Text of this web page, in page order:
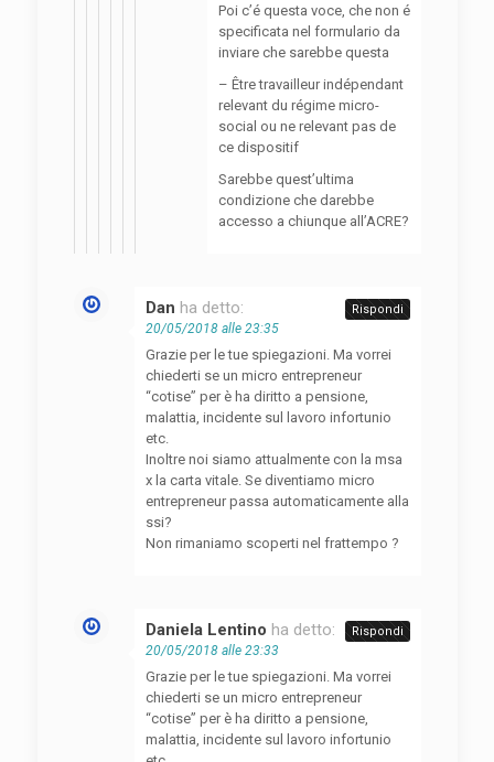
Poi c’é questa voce, che non é
specificata nel formulario da
inviare che sarebbe questa
– Être travailleur indépendant
relevant du régime micro-
social ou ne relevant pas de
ce dispositif
Sarebbe quest’ultima
condizione che darebbe
accesso a chiunque all’ACRE?
Dan ha detto:
20/05/2018 alle 23:35
Grazie per le tue spiegazioni. Ma vorrei
chiederti se un micro entrepreneur
“cotise” per è ha diritto a pensione,
malattia, incidente sul lavoro infortunio
etc.
Inoltre noi siamo attualmente con la msa
x la carta vitale. Se diventiamo micro
entrepreneur passa automaticamente alla
ssi?
Non rimaniamo scoperti nel frattempo ?
Rispondi
Daniela Lentino ha detto:
20/05/2018 alle 23:33
Grazie per le tue spiegazioni. Ma vorrei
chiederti se un micro entrepreneur
“cotise” per è ha diritto a pensione,
malattia, incidente sul lavoro infortunio
Rispondi